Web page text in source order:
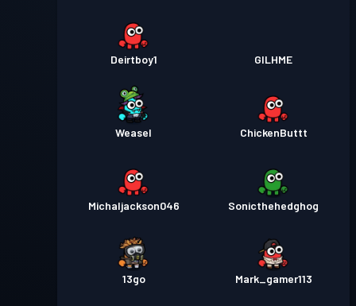
Deirtboy1 GILHME
Weasel ChickenButtt
Michaljackson046 Sonicthehedghog
13go Mark_gamer113